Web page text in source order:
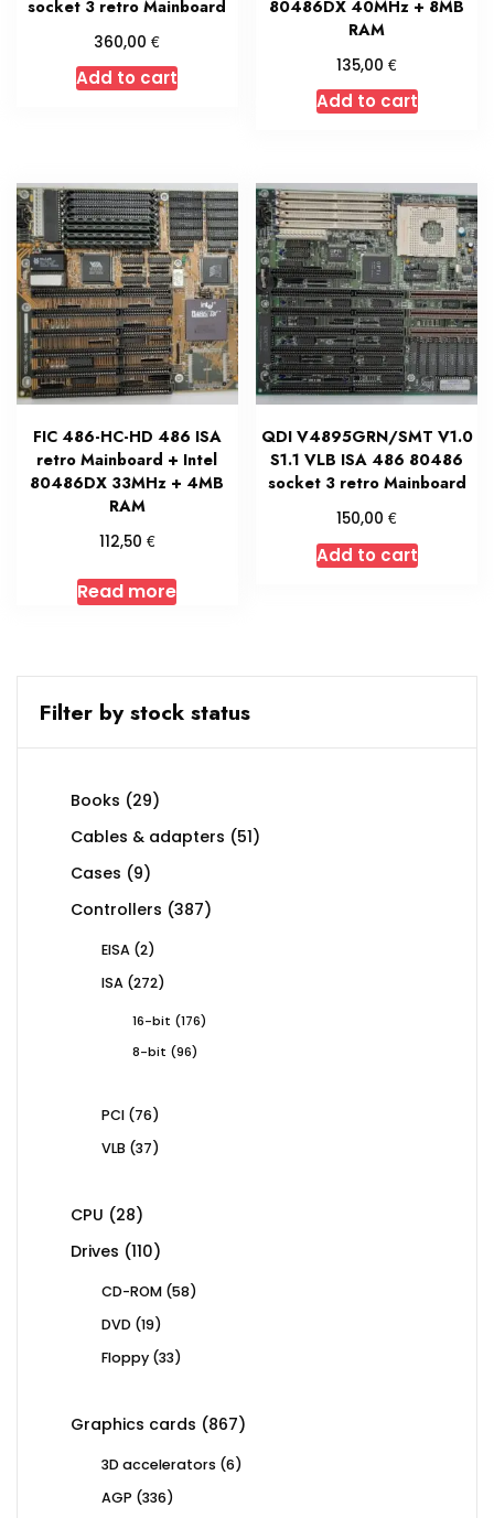
socket 3 retro Mainboard
360,00€
Add to cart
80486DX 40MHz + 8MB
RAM
135,00€
Add to cart
FIC 486-HC-HD 486 ISA
retro Mainboard + Intel
80486DX 33MHz + 4MB
RAM
112,50 €
Read more
QDI V4895GRN/SMT V1.0
S1.1 VLB ISA 486 80486
socket 3 retro Mainboard
150,00€
Add to cart
Filter by stock status
Books 2929
Cables & adapters 5151
Cases 99
Controllers 387387
EISA 22
ISA 272272
16-bit 176176
8-bit
9696
PCI 7676
VLB 3737
CPU 2828
Drives 110110
CD-ROM 5858
DVD 1919
Floppy 3333
Graphics cards 867867
3D accelerators 66
AGP 336336